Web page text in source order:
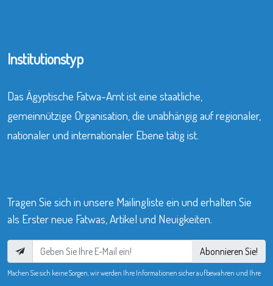
Institutionstyp
Das Ägyptische Fatwa-Amt ist eine staatliche,
gemeinnützige Organisation, die unabhängig auf regionaler,
nationaler und internationaler Ebene tätig ist.
Tragen Sie sich in unsere Mailingliste ein und erhalten Sie
als Erster neue Fatwas, Artikel und Neuigkeiten.
Abonnieren Sie!
Machen Sie sich keine Sorgen, wir werden Ihre Informationen sicher aufbewahren und Ihre